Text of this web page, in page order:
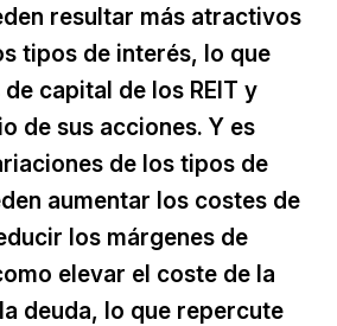
resultar más atractivos
tipos de interés, lo que
capital de los REIT y
de sus acciones. Y es
de los tipos de
aumentar los costes de
los márgenes de
elevar el coste de la
deuda, lo que repercute